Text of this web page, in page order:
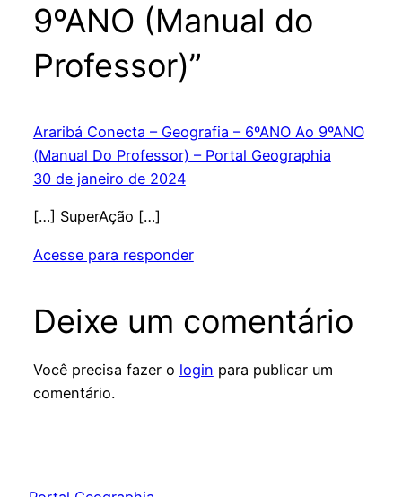
9ºANO (Manual do
Professor)”
Araribá Conecta – Geografia – 6ºANO Ao 9ºANO
(Manual Do Professor) – Portal Geographia
30 de janeiro de 2024
[…] SuperAção […]
Acesse para responder
Deixe um comentário
Você precisa fazer o login para publicar um
comentário.